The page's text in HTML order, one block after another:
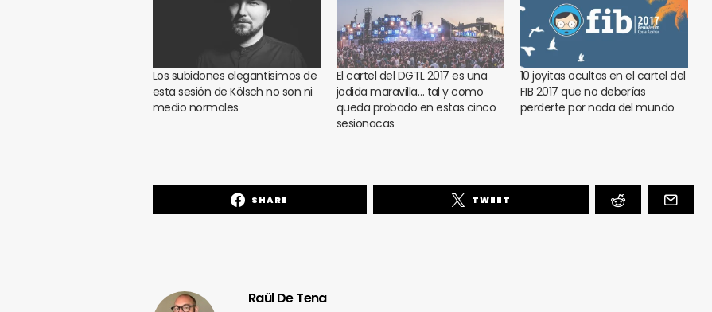
Los subidones elegantísimos de
esta sesión de Kölsch no son ni
medio normales
El cartel del DGTL 2017 es una
jodida maravilla… tal y como
queda probado en estas cinco
sesionacas
10 joyitas ocultas en el cartel del
FIB 2017 que no deberías
perderte por nada del mundo
SHARE TWEET
Raül De Tena